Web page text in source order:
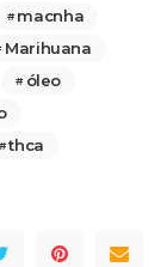
macnha
Marihuana
óleo
thca